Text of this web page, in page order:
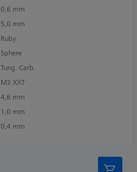
0,6 mm
5,0 mm
Ruby
Sphere
Tung. Carb.
M3 XXT
4,6 mm
1,0 mm
0,4 mm